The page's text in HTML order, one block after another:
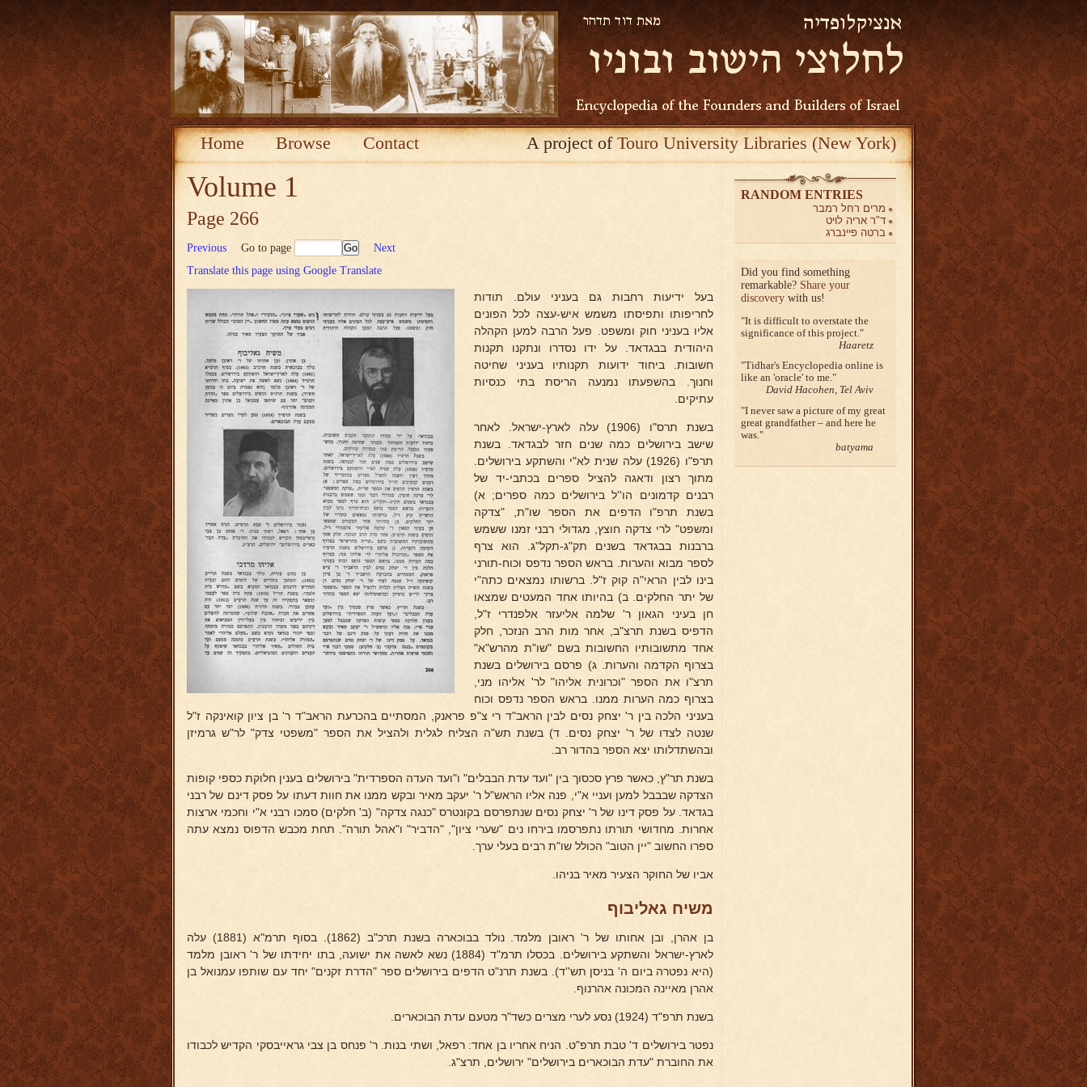
Home Browse Contact A project ofTouro University Libraries (New York)
Volume 1
Page 266
Previous Go to page
Next
Translate this page using Google Translate
בעל ידיעות רחבות גם בעניני עולם. תודות
לחריפותו ותפיסתו משמש איש-עצה לכל הפונים
אליו בעניני חוק ומשפט. פעל הרבה למען הקהלה
היהודית בבגדאד. על ידו נסדרו ונתקנו תקנות
חשובות. ביחוד ידועות תקנותיו בעניני שחיטה
וחנוך. בהשפעתו נמנעה הריסת בתי כנסיות
עתיקים.
בשנת תרס"ו (1906) עלה לארץ-ישראל. לאחר
שישב בירושלים כמה שנים חזר לבגדאד. בשנת
תרפ"ו (1926) עלה שנית לא"י והשתקע בירושלים.
מתוך רצון ודאגה להציל ספרים בכתבי-יד של
רבנים קדמונים הו''ל בירושלים כמה ספרים; א)
בשנת תרפ"ו הדפים את הספר שו"ת, "צדקה
ומשפט" לרי צדקה חוצץ, מגדולי רבני זמנו ששמש
ברבנות בבגדאד בשנים תק"ג-תקל"ג. הוא צרף
לספר מבוא והערות. בראש הספר נדפס וכוח-תורני
בינו לבין הראי"ה קוק ז"ל. ברשותו נמצאים כתה"י
של יתר החלקים. ב) בהיותו אחד המעטים שמצאו
חן בעיני הגאון ר' שלמה אליעזר אלפנדרי ז"ל,
הדפיס בשנת תרצ"ב, אחר מות הרב הנזכר, חלק
אחד מתשובותיו החשובות בשם "שו"ת מהרש"א"
בצרוף הקדמה והערות. ג) פרסם בירושלים בשנת
תרצ"ו את הספר "וכרונית אליהו" לר' אליהו מני,
בצרוף כמה הערות ממנו. בראש הספר נדפס וכוח
בעניני הלכה בין ר' יצחק נסים לבין הראב"ד רי צ"פ פראנק, המסתיים בהכרעת הראב"ד ר' בן ציון קואינקה ז"ל
שנטה לצדו של ר' יצחק נסים. ד) בשנת תש"ה הצליח לגלית ולהציל את הספר "משפטי צדק" לר"ש גרמיזן
ובהשתדלותו יצא הספר בהדור רב.
בשנת תר"ץ, כאשר פרץ סכסוך בין "ועד עדת הבבלים" ו"ועד העדה הספרדית" בירושלים בענין חלוקת כספי קופות
הצדקה שבבבל למען ועניי א"י, פנה אליו הראש"ל ר' יעקב מאיר ובקש ממנו את חוות דעתו על פסק דינם של רבני
בגדאד. על פסק דינו של ר' יצחק נסים שנתפרסם בקונטרס "כנגה צדקה" (ב' חלקים) סמכו רבני א"י וחכמי ארצות
אחרות. מחדושי תורתו נתפרסמו בירחו נים "שערי ציון", "הדביר" ו"אהל תורה". תחת מכבש הדפוס נמצא עתה
ספרו החשוב "יין הטוב" הכולל שו"ת רבים בעלי ערך.
אביו של החוקר הצעיר מאיר בניהו.
משיח גאליבוף
בן אהרן, ובן אחותו של ר' ראובן מלמד. נולד בבוכארה בשנת תרכ"ב (1862). בסוף תרמ"א (1881) עלה
לארץ-ישראל והשתקע בירושלים. בכסלו תרמ"ד (1884) נשא לאשה את ישועה, בתו יחידתו של ר' ראובן מלמד
(היא נפטרה ביום ה' בניסן תש''ד). בשנת תרנ"ט הדפים בירושלים ספר "הדרת זקנים" יחד עם שותפו עמנואל בן
אהרן מאיינה המכונה אהרנוף.
בשנת תרפ"ד (1924) נסע לערי מצרים כשד"ר מטעם עדת הבוכארים.
נפטר בירושלים ד' טבת תרפ"ט. הניח אחריו בן אחד: רפאל, ושתי בנות. ר' פנחס בן צבי גראייבסקי הקדיש לכבודו
את החוברת "עדת הבוכארים בירושלים" ירושלים, תרצ"ג.
RANDOM ENTRIES
מרים רחל רמבר
ד"ר אריה לויט
ברטה פיינברג
Did you find something
remarkable? Share your
discovery with us!
It is difficult to overstate the
significance of this project.
Haaretz
Tidhar's Encyclopedia online is
like an 'oracle' to me.
David Hacohen, Tel Aviv
I never saw a picture of my great
great grandfather – and here he
was.
batyama